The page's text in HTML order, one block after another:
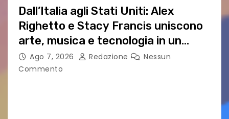
Dall’Italia agli Stati Uniti: Alex
Righetto e Stacy Francis uniscono
arte, musica e tecnologia in un
nuovo progetto internazionale”
Ago 7, 2026 Redazione
Nessun
Commento